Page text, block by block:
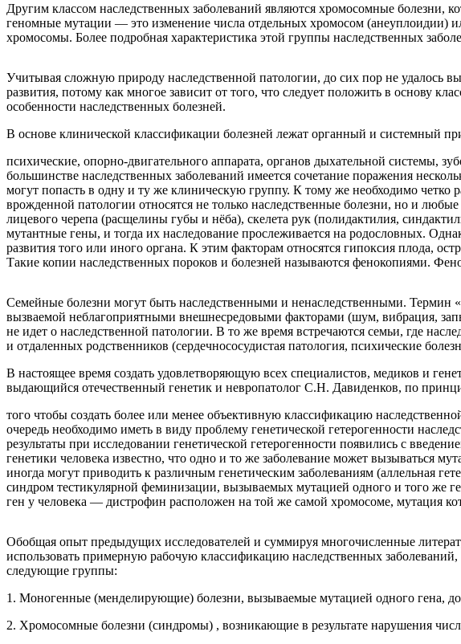
Другим классом наследственных заболеваний являются хромосомные
геномные мутации — это изменение числа отдельных хромосом
хромосомы. Более подробная характеристика этой группы наследственных
Учитывая сложную природу наследственной патологии, до сих пор не
развития, потому как многое зависит от того, что следует положить в основу
особенности наследственных болезней.
В основе клинической классификации болезней лежат органный и системный
психические, опорно-двигательного аппарата, органов дыхательной системы,
большинстве наследственных заболеваний имеется сочетание поражения
могут попасть в одну и ту же клиническую группу. К тому же необходимо
врожденной патологии относятся не только наследственные болезни, но и
лицевого черепа (расщелины губы и нёба), скелета рук (полидактилия,
мутантные гены, и тогда их наследование прослеживается на родословных.
развития того или иного органа. К этим факторам относятся гипоксия плода,
Такие копии наследственных пороков и болезней называются фенокопиями.
Семейные болезни могут быть наследственными и ненаследственными. Термин
вызваемой неблагоприятными внешнесредовыми факторами (шум, вибрация,
не идет о наследственной патологии. В то же время встречаются семьи, где
и отдаленных родственников (сердечнососудистая патология, психические
В настоящее время создать удовлетворяющую всех специалистов, медиков и
выдающийся отечественный генетик и невропатолог С.Н. Давиденков, по
того чтобы создать более или менее объективную классификацию
очередь необходимо иметь в виду проблему генетической гетерогенности
результаты при исследовании генетической гетерогенности появились с
генетики человека известно, что одно и то же заболевание может вызываться
иногда могут приводить к различным генетическим заболеваниям (аллельная
синдром тестикулярной феминизации, вызываемых мутацией одного и того
ген у человека — дистрофин расположен на той же самой хромосоме, мутация
Обобщая опыт предыдущих исследователей и суммируя многочисленные
использовать примерную рабочую классификацию наследственных
следующие группы:
1. Моногенные (менделирующие) болезни, вызываемые мутацией одного гена,
2. Хромосомные болезни (синдромы) , возникающие в результате нарушения